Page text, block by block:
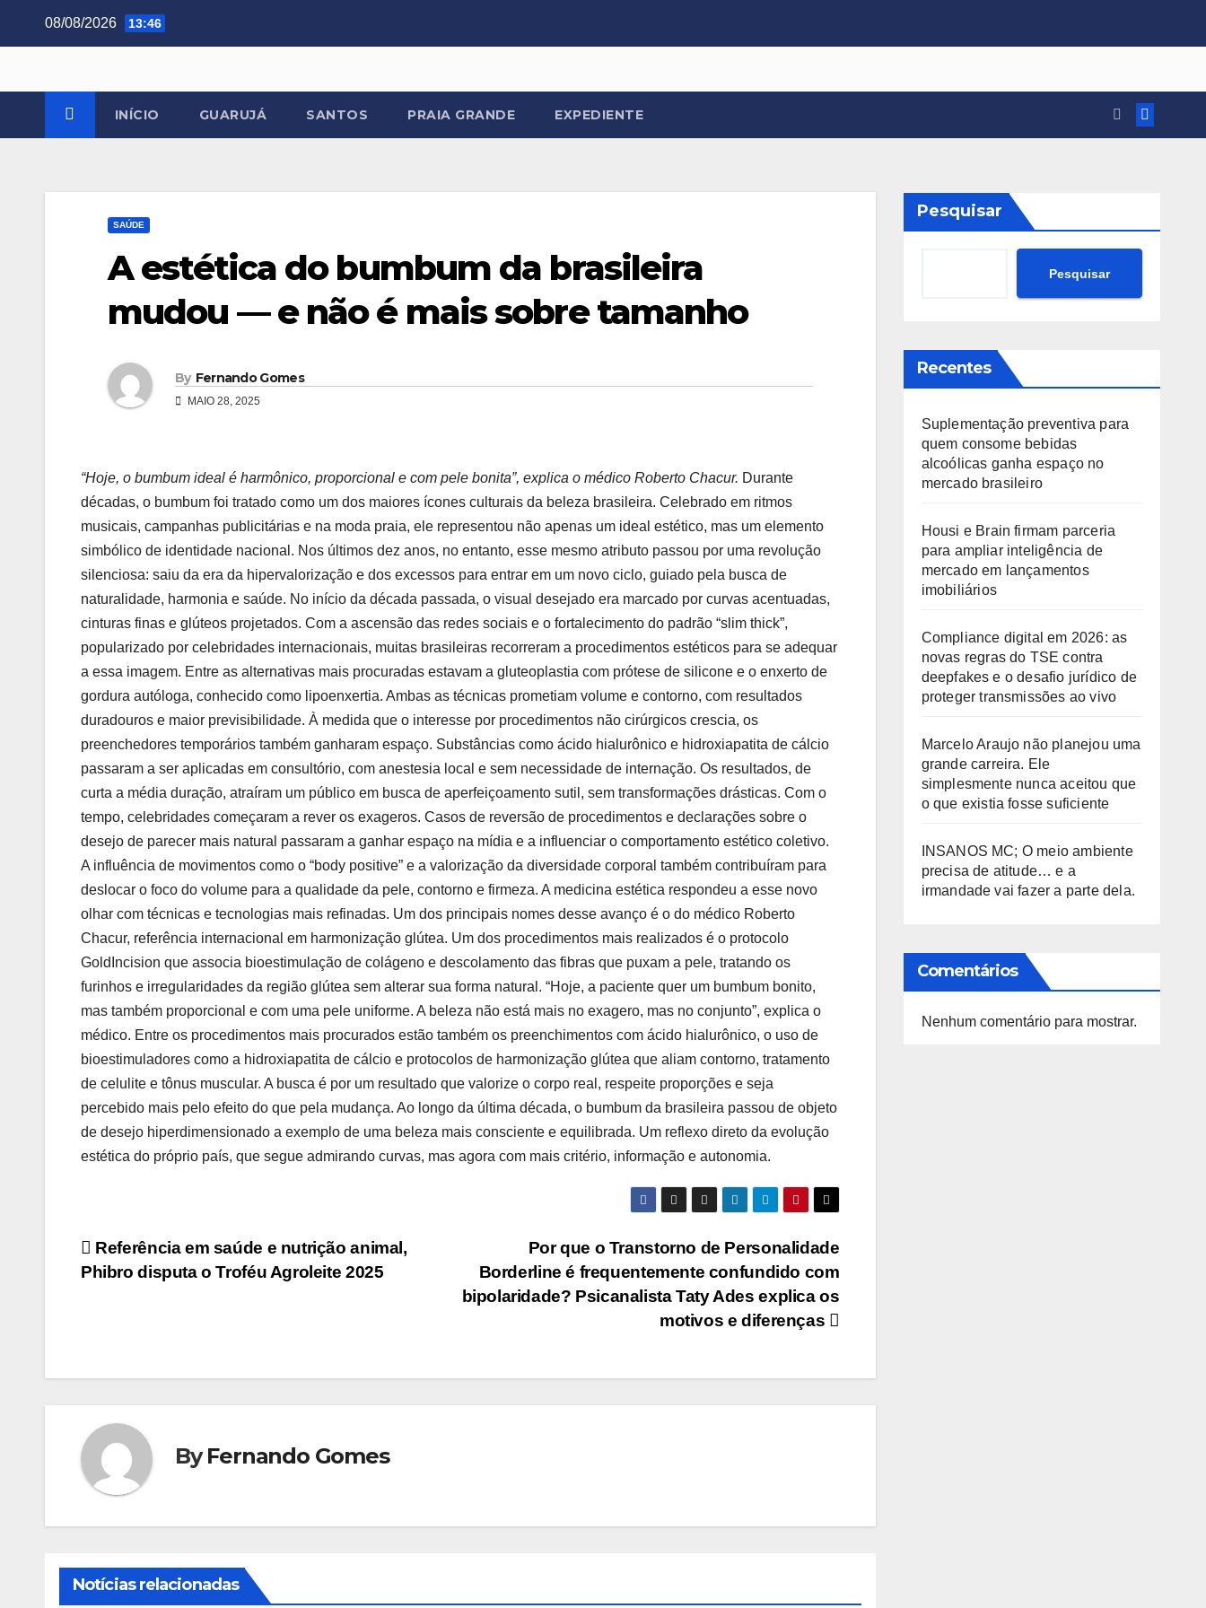
08/08/2026 13:46
INÍCIO GUARUJÁ SANTOS PRAIA GRANDE EXPEDIENTE
SAÚDE
A estética do bumbum da brasileira
mudou — e não é mais sobre tamanho
By Fernando Gomes
MAIO 28, 2025
“Hoje, o bumbum ideal é harmônico, proporcional e com pele bonita”, explica o médico Roberto Chacur. Durante
décadas, o bumbum foi tratado como um dos maiores ícones culturais da beleza brasileira. Celebrado em ritmos
musicais, campanhas publicitárias e na moda praia, ele representou não apenas um ideal estético, mas um elemento
simbólico de identidade nacional. Nos últimos dez anos, no entanto, esse mesmo atributo passou por uma revolução
silenciosa: saiu da era da hipervalorização e dos excessos para entrar em um novo ciclo, guiado pela busca de
naturalidade, harmonia e saúde. No início da década passada, o visual desejado era marcado por curvas acentuadas,
cinturas finas e glúteos projetados. Com a ascensão das redes sociais e o fortalecimento do padrão “slim thick”,
popularizado por celebridades internacionais, muitas brasileiras recorreram a procedimentos estéticos para se adequar
a essa imagem. Entre as alternativas mais procuradas estavam a gluteoplastia com prótese de silicone e o enxerto de
gordura autóloga, conhecido como lipoenxertia. Ambas as técnicas prometiam volume e contorno, com resultados
duradouros e maior previsibilidade. À medida que o interesse por procedimentos não cirúrgicos crescia, os
preenchedores temporários também ganharam espaço. Substâncias como ácido hialurônico e hidroxiapatita de cálcio
passaram a ser aplicadas em consultório, com anestesia local e sem necessidade de internação. Os resultados, de
curta a média duração, atraíram um público em busca de aperfeiçoamento sutil, sem transformações drásticas. Com o
tempo, celebridades começaram a rever os exageros. Casos de reversão de procedimentos e declarações sobre o
desejo de parecer mais natural passaram a ganhar espaço na mídia e a influenciar o comportamento estético coletivo.
A influência de movimentos como o “body positive” e a valorização da diversidade corporal também contribuíram para
deslocar o foco do volume para a qualidade da pele, contorno e firmeza. A medicina estética respondeu a esse novo
olhar com técnicas e tecnologias mais refinadas. Um dos principais nomes desse avanço é o do médico Roberto
Chacur, referência internacional em harmonização glútea. Um dos procedimentos mais realizados é o protocolo
GoldIncision que associa bioestimulação de colágeno e descolamento das fibras que puxam a pele, tratando os
furinhos e irregularidades da região glútea sem alterar sua forma natural. “Hoje, a paciente quer um bumbum bonito,
mas também proporcional e com uma pele uniforme. A beleza não está mais no exagero, mas no conjunto”, explica o
médico. Entre os procedimentos mais procurados estão também os preenchimentos com ácido hialurônico, o uso de
bioestimuladores como a hidroxiapatita de cálcio e protocolos de harmonização glútea que aliam contorno, tratamento
de celulite e tônus muscular. A busca é por um resultado que valorize o corpo real, respeite proporções e seja
percebido mais pelo efeito do que pela mudança. Ao longo da última década, o bumbum da brasileira passou de objeto
de desejo hiperdimensionado a exemplo de uma beleza mais consciente e equilibrada. Um reflexo direto da evolução
estética do próprio país, que segue admirando curvas, mas agora com mais critério, informação e autonomia.
Navegação
Por que o Transtorno de Personalidade
Borderline é frequentemente confundido com
bipolaridade? Psicanalista Taty Ades explica os
motivos e diferenças
Referência em saúde e nutrição animal,
Phibro disputa o Troféu Agroleite 2025
ByFernando Gomes
Notícias relacionadas
Pesquisar
Pesquisar
Recentes
Suplementação preventiva para
quem consome bebidas
alcoólicas ganha espaço no
mercado brasileiro
Housi e Brain firmam parceria
para ampliar inteligência de
mercado em lançamentos
imobiliários
Compliance digital em 2026: as
novas regras do TSE contra
deepfakes e o desafio jurídico de
proteger transmissões ao vivo
Marcelo Araujo não planejou uma
grande carreira. Ele
simplesmente nunca aceitou que
o que existia fosse suficiente
INSANOS MC; O meio ambiente
precisa de atitude… e a
irmandade vai fazer a parte dela.
Comentários
Nenhum comentário para mostrar.